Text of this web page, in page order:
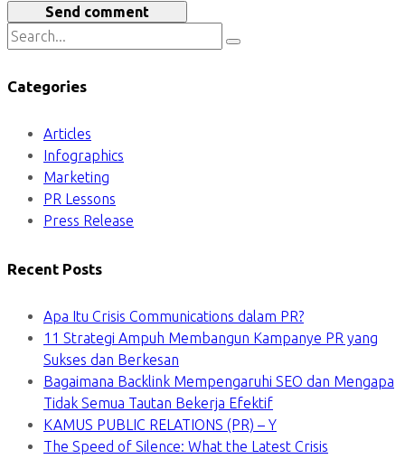
Send comment
Categories
Articles
Infographics
Marketing
PR Lessons
Press Release
Recent Posts
Apa Itu Crisis Communications dalam PR?
11 Strategi Ampuh Membangun Kampanye PR yang
Sukses dan Berkesan
Bagaimana Backlink Mempengaruhi SEO dan Mengapa
Tidak Semua Tautan Bekerja Efektif
KAMUS PUBLIC RELATIONS (PR) – Y
The Speed of Silence: What the Latest Crisis